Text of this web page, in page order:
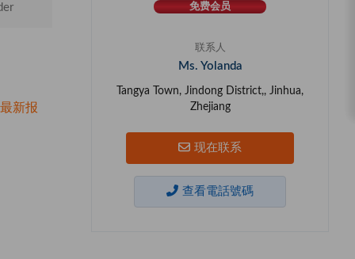
新报
免费会员
联系人
Ms. Yolanda
Tangya Town, Jindong District,, Jinhua,
Zhejiang
现在联系
查看電話號碼